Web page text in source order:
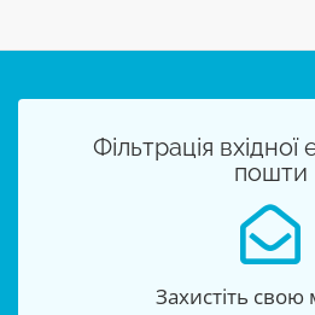
Фільтрація вхідної
пошти
Захистіть